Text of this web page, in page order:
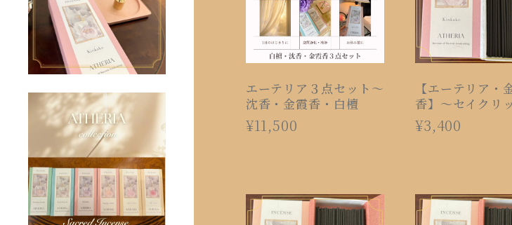
エーテリア３点セット〜
沈香・金霞香・白檀
¥11,500
【エーテリア・
香】〜セイクリ
センス〜
¥3,400